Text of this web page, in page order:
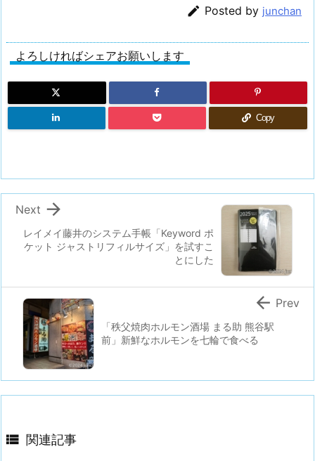
 Posted by junchan
よろしければシェアお願いします
Copy
レイメイ藤井のシステム手帳「Keyword ポ
ケット ジャストリフィルサイズ」を試すこ
とにした

Next
「秩父焼肉ホルモン酒場 まる助 熊谷駅
前」新鮮なホルモンを七輪で食べる
 Prev
 関連記事